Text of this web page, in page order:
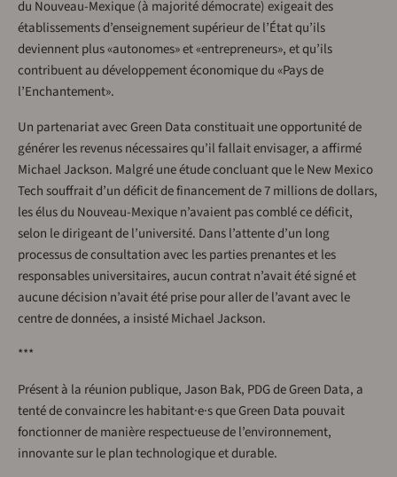
du Nouveau-Mexique (à majorité démocrate) exigeait des
établissements d’enseignement supérieur de l’État qu’ils
deviennent plus «autonomes» et «entrepreneurs», et qu’ils
contribuent au développement économique du «Pays de
l’Enchantement».
Un partenariat avec Green Data constituait une opportunité de
générer les revenus nécessaires qu’il fallait envisager, a affirmé
Michael Jackson. Malgré une étude concluant que le New Mexico
Tech souffrait d’un déficit de financement de 7 millions de dollars,
les élus du Nouveau-Mexique n’avaient pas comblé ce déficit,
selon le dirigeant de l’université. Dans l’attente d’un long
processus de consultation avec les parties prenantes et les
responsables universitaires, aucun contrat n’avait été signé et
aucune décision n’avait été prise pour aller de l’avant avec le
centre de données, a insisté Michael Jackson.
***
Présent à la réunion publique, Jason Bak, PDG de Green Data, a
tenté de convaincre les habitant·e·s que Green Data pouvait
fonctionner de manière respectueuse de l’environnement,
innovante sur le plan technologique et durable.